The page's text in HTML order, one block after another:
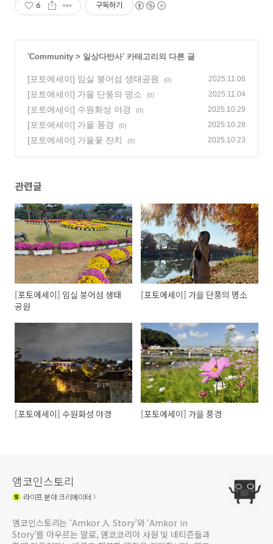
6 구독하기
'Community > 일상다반사' 카테고리의 다른 글
[포토에세이] 임실 붕어섬 생태공원 (0) 2025.11.06
[포토에세이] 가을 단풍의 명소 (0) 2025.11.04
[포토에세이] 수원화성 야경 (0) 2025.10.29
[포토에세이] 가을 풍경 (0) 2025.10.28
[포토에세이] 가을꽃 잔치 (0) 2025.10.23
관련글
[포토에세이] 임실 붕어섬 생태
공원
[포토에세이] 가을 단풍의 명소
[포토에세이] 수원화성 야경 [포토에세이] 가을 풍경
앰코인스토리
라이프분야 크리에이터
앰코인스토리는 ‘Amkor 人 Story’와 ‘Amkor in
Story’를 아우르는 말로, 앰코코리아 사원 및 네티즌들과